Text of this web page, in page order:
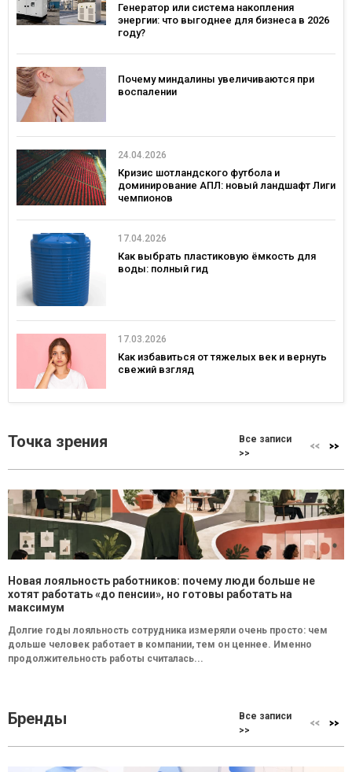
Генератор или система накопления
энергии: что выгоднее для бизнеса в 2026
году?
Почему миндалины увеличиваются при
воспалении
24.04.2026
Кризис шотландского футбола и
доминирование АПЛ: новый ландшафт Лиги
чемпионов
17.04.2026
Как выбрать пластиковую ёмкость для
воды: полный гид
17.03.2026
Как избавиться от тяжелых век и вернуть
свежий взгляд
Точка зрения
Все записи
>>
Новая лояльность работников: почему люди больше не
хотят работать «до пенсии», но готовы работать на
максимум
Долгие годы лояльность сотрудника измеряли очень просто: чем
дольше человек работает в компании, тем он ценнее. Именно
продолжительность работы считалась...
Бренды
Все записи
>>